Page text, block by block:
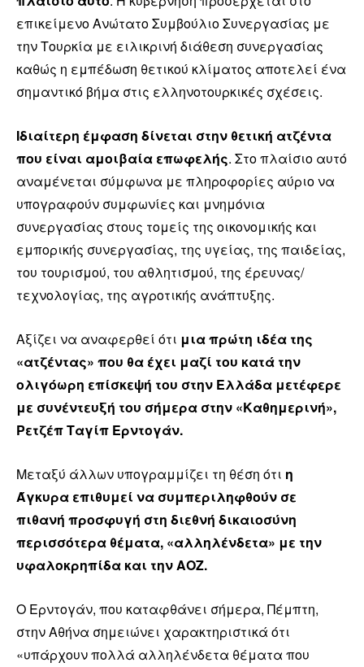
επικείμενο Ανώτατο Συμβούλιο Συνεργασίας με
την Τουρκία με ειλικρινή διάθεση συνεργασίας
καθώς η εμπέδωση θετικού κλίματος αποτελεί ένα
σημαντικό βήμα στις ελληνοτουρκικές σχέσεις.
Ιδιαίτερη έμφαση δίνεται στην θετική ατζέντα
που είναι αμοιβαία επωφελής. Στο πλαίσιο αυτό
αναμένεται σύμφωνα με πληροφορίες αύριο να
υπογραφούν συμφωνίες και μνημόνια
συνεργασίας στους τομείς της οικονομικής και
εμπορικής συνεργασίας, της υγείας, της παιδείας,
του τουρισμού, του αθλητισμού, της έρευνας/
τεχνολογίας, της αγροτικής ανάπτυξης.
Αξίζει να αναφερθεί ότι μια πρώτη ιδέα της
«ατζέντας» που θα έχει μαζί του κατά την
ολιγόωρη επίσκεψή του στην Ελλάδα μετέφερε
με συνέντευξή του σήμερα στην «Καθημερινή»,
Ρετζέπ Ταγίπ Ερντογάν.
Μεταξύ άλλων υπογραμμίζει τη θέση ότι η
Άγκυρα επιθυμεί να συμπεριληφθούν σε
πιθανή προσφυγή στη διεθνή δικαιοσύνη
περισσότερα θέματα, «αλληλένδετα» με την
υφαλοκρηπίδα και την ΑΟΖ.
Ο Ερντογάν, που καταφθάνει σήμερα, Πέμπτη,
στην Αθήνα σημειώνει χαρακτηριστικά ότι
«υπάρχουν πολλά αλληλένδετα θέματα που